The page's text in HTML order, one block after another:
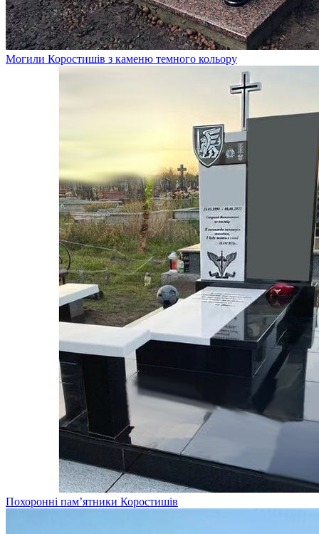
Могили Коростишів з каменю темного кольору
Похоронні пам’ятники Коростишів